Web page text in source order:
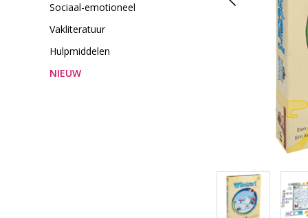
Sociaal-emotioneel
Vakliteratuur
Hulpmiddelen
NIEUW